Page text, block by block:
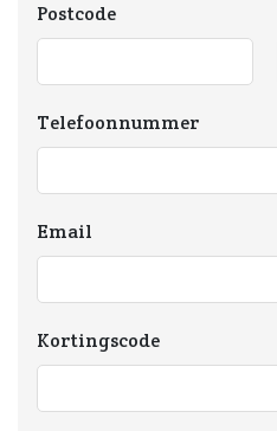
Postcode
Telefoonnummer
Email
Kortingscode